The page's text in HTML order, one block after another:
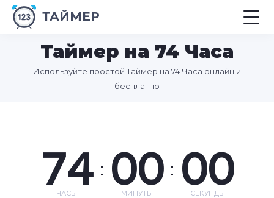
ТАЙМЕР
Таймер на 74 Часа
Используйте простой Таймер на 74 Часа онлайн и
бесплатно
74
ЧАСЫ
: 00
МИНУТЫ
: 00
СЕКУНДЫ